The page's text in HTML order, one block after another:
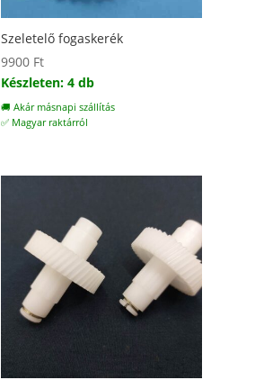
Szeletelő fogaskerék
9900 Ft
Készleten: 4 db
🚚 Akár másnapi szállítás
✅ Magyar raktárról